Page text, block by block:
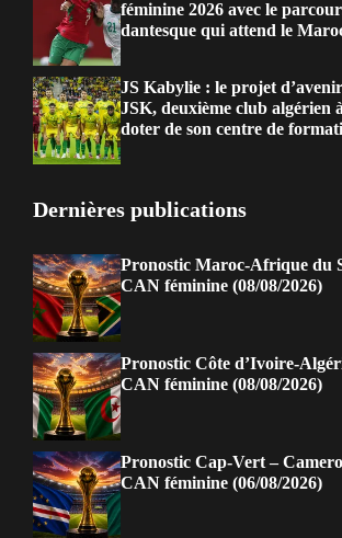
féminine 2026 avec le
dantesque qui attend le
JS Kabylie : le projet
JSK, deuxième club algérien
doter de son centre de
Dernières publications
Pronostic Maroc-Afrique du
CAN féminine (08/08/2026)
Pronostic Côte d’Ivoire-
CAN féminine (08/08/2026)
Pronostic Cap-Vert –
CAN féminine (06/08/2026)